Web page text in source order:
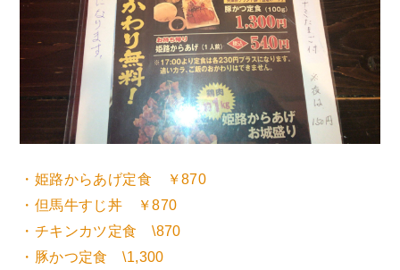
・姫路からあげ定食 ￥870
・但馬牛すじ丼 ￥870
・チキンカツ定食 \870
・豚かつ定食 \1,300